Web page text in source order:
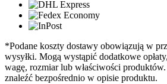
*Podane koszty dostawy obowiązują w
wysyłki. Mogą wystąpić dodatkowe
wagę, rozmiar lub właściwości
znaleźć bezpośrednio w opisie produktu.